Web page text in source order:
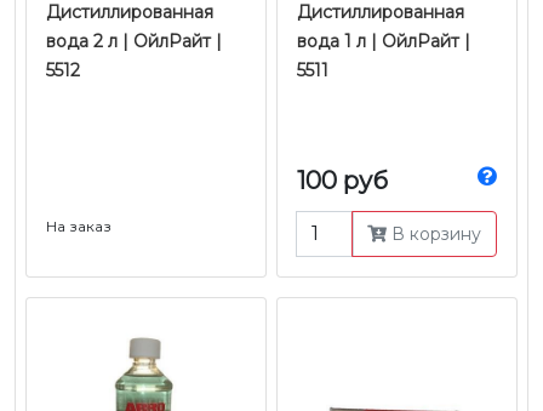
Дистиллированная
вода 2 л | ОйлРайт |
5512
На заказ
Дистиллированная
вода 1 л | ОйлРайт |
5511
100 руб
В корзину